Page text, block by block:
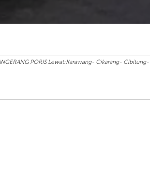
PORIS Lewat:Karawang- Cikarang-